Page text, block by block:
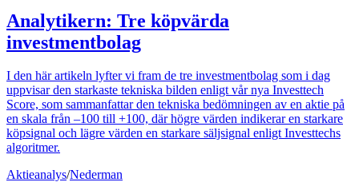
Analytikern: Tre köpvärda
investmentbolag
I den här artikeln lyfter vi fram de tre investmentbolag som i dag
uppvisar den starkaste tekniska bilden enligt vår nya Investtech
Score, som sammanfattar den tekniska bedömningen av en aktie på
en skala från –100 till +100, där högre värden indikerar en starkare
köpsignal och lägre värden en starkare säljsignal enligt Investtechs
algoritmer.
Aktieanalys/Nederman